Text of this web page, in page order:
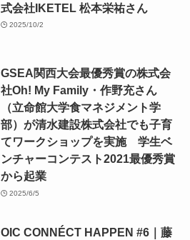
式会社IKETEL 松本栄祐さん
2025/10/2
GSEA関西大会最優秀賞の株式会
社Oh! My Family・作野充さん
（立命館大学食マネジメント学
部）が清水建設株式会社でも子育
てワークショップを実施 学生ベ
ンチャーコンテスト2021最優秀賞
から起業
2025/6/5
OIC CONNÉCT HAPPEN #6｜藤